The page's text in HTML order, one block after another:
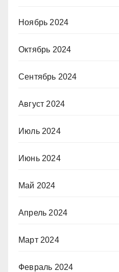
Ноябрь 2024
Октябрь 2024
Сентябрь 2024
Август 2024
Июль 2024
Июнь 2024
Май 2024
Апрель 2024
Март 2024
Февраль 2024